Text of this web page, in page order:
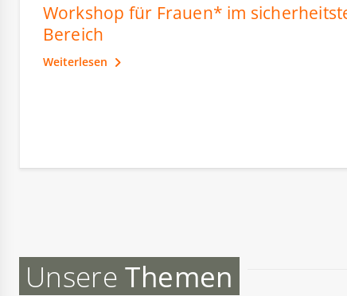
Workshop für Frauen* im
Bereich
Weiterlesen
UnsereThemen